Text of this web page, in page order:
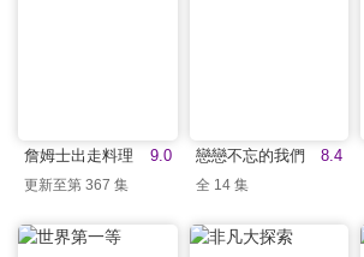
9.0
詹姆士出走料理
更新至第 367 集
8.4
戀戀不忘的我們
全 14 集